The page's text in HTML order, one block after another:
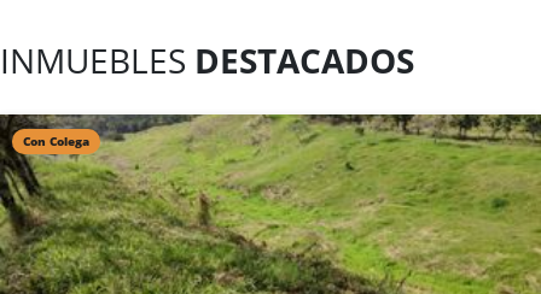
INMUEBLES DESTACADOS
Con Colega